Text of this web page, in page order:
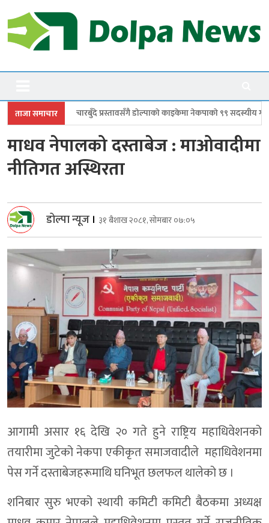
to
content
Dolpanews
ताजा समाचार
चारबुँदे प्रस्तावसँगै डाेल्पाकाे काइकेमा नेकपाकाे ९९ सदस्यीय गाउँ समिति गठन
माधव नेपालको दस्ताबेज : माओवादीमा
नीतिगत अस्थिरता
डोल्पा न्यूज । ३१ बैशाख २०८१, सोमबार ०७:०५
आगामी असार १६ देखि २० गते हुने राष्ट्रिय महाधिवेशनको
तयारीमा जुटेको नेकपा एकीकृत समाजवादीले महाधिवेशनमा
पेस गर्ने दस्ताबेजहरूमाथि घनिभूत छलफल थालेको छ ।
शनिबार सुरु भएको स्थायी कमिटी कमिटी बैठकमा अध्यक्ष